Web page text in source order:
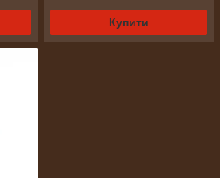
Купити